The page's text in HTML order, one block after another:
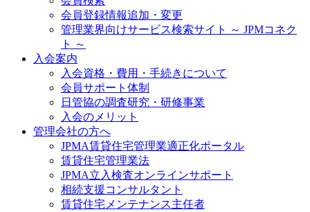
会員登録情報追加・変更
管理業界向けサービス検索サイト ～ JPMコネク
ト ～
入会案内
入会資格・費用・手続きについて
会員サポート体制
日管協の調査研究・研修事業
入会のメリット
管理会社の方へ
JPMA賃貸住宅管理業適正化ポータル
賃貸住宅管理業法
JPMA立入検査オンラインサポート
相続支援コンサルタント
賃貸住宅メンテナンス主任者